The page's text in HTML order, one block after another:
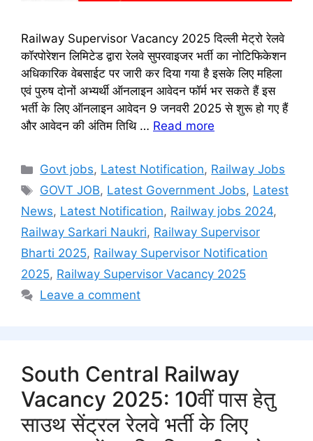
Railway Supervisor Vacancy 2025 दिल्ली मेट्रो रेलवे
कॉरपोरेशन लिमिटेड द्वारा रेलवे सुपरवाइजर भर्ती का नोटिफिकेशन
अधिकारिक वेबसाईट पर जारी कर दिया गया है इसके लिए महिला
एवं पुरुष दोनों अभ्यर्थी ऑनलाइन आवेदन फॉर्म भर सकते हैं इस
भर्ती के लिए ऑनलाइन आवेदन 9 जनवरी 2025 से शुरू हो गए हैं
और आवेदन की अंतिम तिथि … Read more
Categories
Govt jobs, Latest Notification, Railway Jobs
Tags
GOVT JOB, Latest Government Jobs, Latest
News, Latest Notification, Railway jobs 2024,
Railway Sarkari Naukri, Railway Supervisor
Bharti 2025, Railway Supervisor Notification
2025, Railway Supervisor Vacancy 2025
Leave a comment
South Central Railway
Vacancy 2025: 10वीं पास हेतु
साउथ सेंट्रल रेलवे भर्ती के लिए